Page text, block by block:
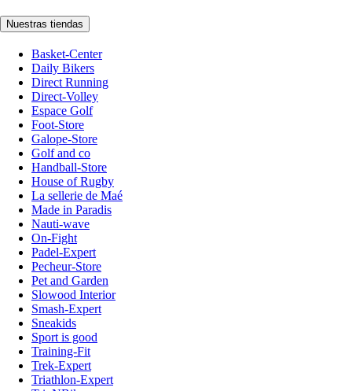
Nuestras tiendas
Basket-Center
Daily Bikers
Direct Running
Direct-Volley
Espace Golf
Foot-Store
Galope-Store
Golf and co
Handball-Store
House of Rugby
La sellerie de Maé
Made in Paradis
Nauti-wave
On-Fight
Padel-Expert
Pecheur-Store
Pet and Garden
Slowood Interior
Smash-Expert
Sneakids
Sport is good
Training-Fit
Trek-Expert
Triathlon-Expert